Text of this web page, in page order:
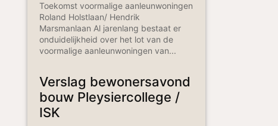
Toekomst voormalige aanleunwoningen
Roland Holstlaan/ Hendrik
Marsmanlaan Al jarenlang bestaat er
onduidelijkheid over het lot van de
voormalige aanleunwoningen van...
Verslag bewonersavond
bouw Pleysiercollege /
ISK